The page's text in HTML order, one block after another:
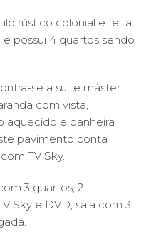
rústico colonial e feita
possui 4 quartos sendo
se a suíte máster
com vista,
aquecido e banheira
pavimento conta
TV Sky.
3 quartos, 2
Sky e DVD, sala com 3